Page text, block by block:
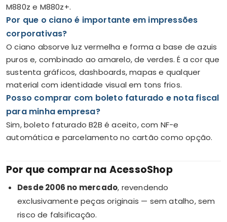
M880z e M880z+.
Por que o ciano é importante em impressões
corporativas?
O ciano absorve luz vermelha e forma a base de azuis
puros e, combinado ao amarelo, de verdes. É a cor que
sustenta gráficos, dashboards, mapas e qualquer
material com identidade visual em tons frios.
Posso comprar com boleto faturado e nota fiscal
para minha empresa?
Sim, boleto faturado B2B é aceito, com NF-e
automática e parcelamento no cartão como opção.
Por que comprar na AcessoShop
Desde 2006 no mercado, revendendo
exclusivamente peças originais — sem atalho, sem
risco de falsificação.